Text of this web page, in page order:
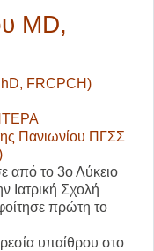
MD,
FRCPCH)
Πανιωνίου ΠΓΣΣ
από το 3ο Λύκειο
Ιατρική Σχολή
πρώτη το
υπαίθρου στο